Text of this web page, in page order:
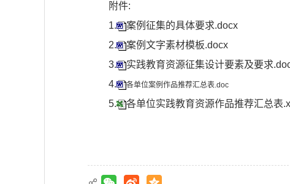
附件:
1.
案例征集的具体要求.docx
2.
案例文字素材模板.docx
3.
实践教育资源征集设计要素及要求
4.
各单位案例作品推荐汇总表.doc
5.
各单位实践教育资源作品推荐汇总表